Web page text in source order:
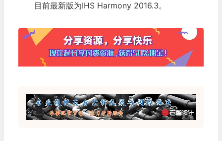
目前最新版为IHS Harmony 2016.3。